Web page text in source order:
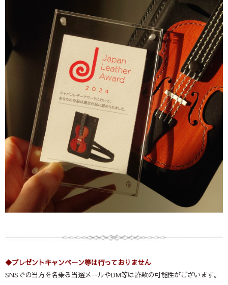
◆プレゼントキャンペーン等は行っておりません
SNSでの当方を名乗る当選メールやDM等は詐欺の可能性がございます。